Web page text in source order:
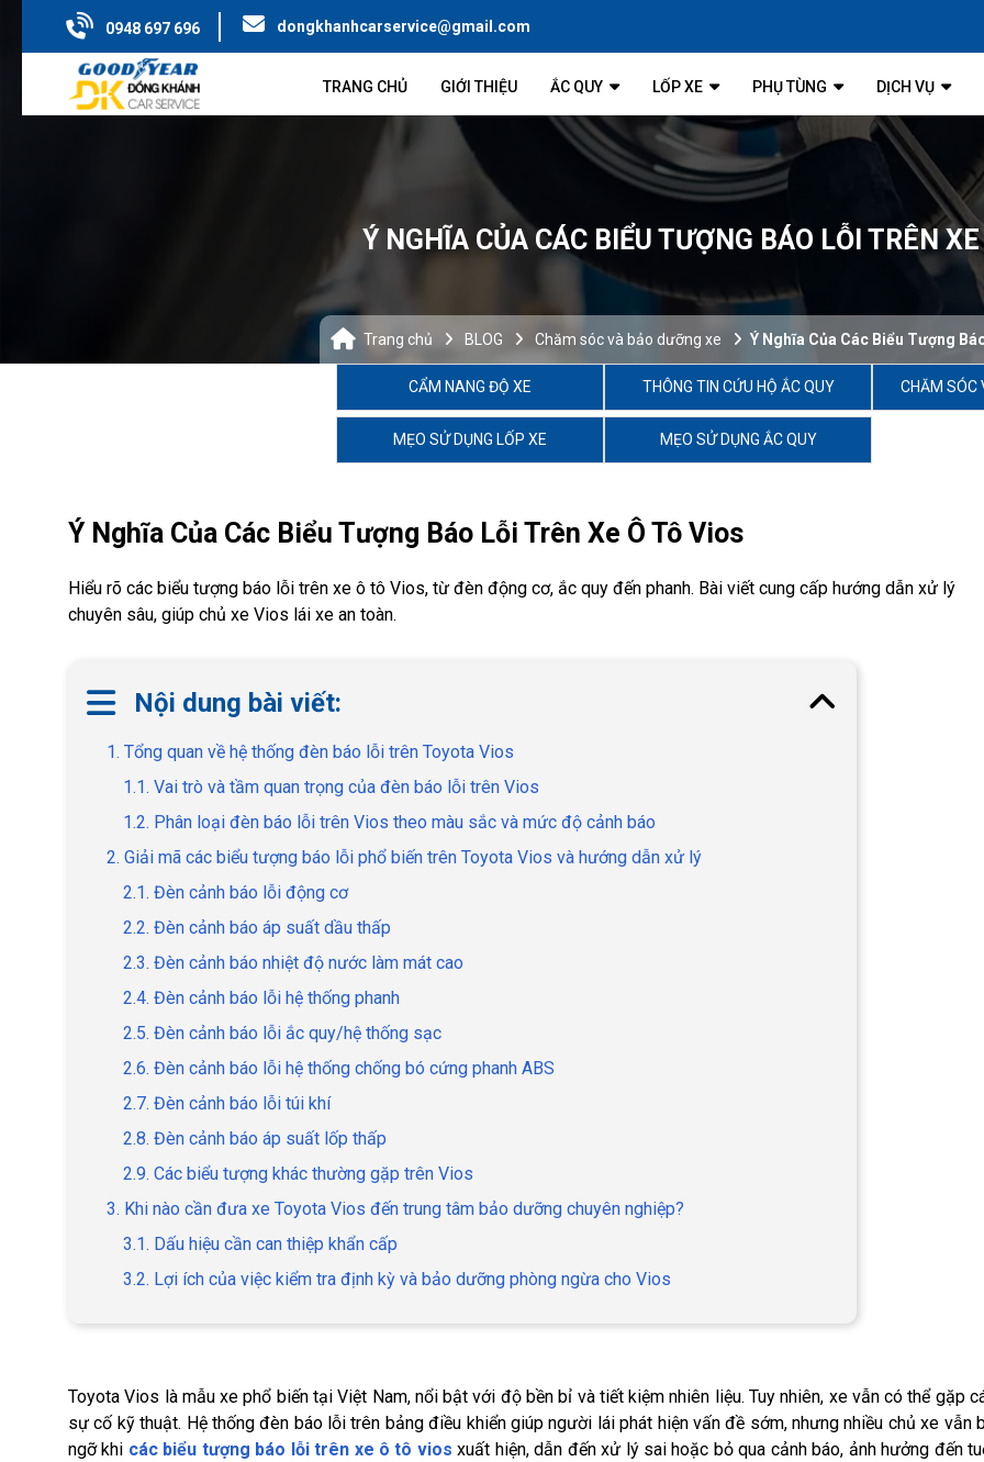
0948 697 696 dongkhanhcarservice@gmail.com
TRANG CHỦ GIỚI THIỆU ẮC QUY LỐP XE PHỤ TÙNG DỊCH VỤ
Ý NGHĨA CỦA CÁC BIỂU TƯỢNG BÁO LỖI TRÊN
Trang chủ BLOG Chăm sóc và bảo dưỡng xe Ý Nghĩa Của Các Biểu Tượng
CẨM NANG ĐỘ XE THÔNG TIN CỨU HỘ ẮC QUY CHĂM SÓC
MẸO SỬ DỤNG LỐP XE MẸO SỬ DỤNG ẮC QUY
Ý Nghĩa Của Các Biểu Tượng Báo Lỗi Trên Xe Ô Tô Vios
Hiểu rõ các biểu tượng báo lỗi trên xe ô tô Vios, từ đèn động cơ, ắc quy đến phanh. Bài viết cung cấp hướng dẫn xử lý
chuyên sâu, giúp chủ xe Vios lái xe an toàn.
Nội dung bài viết:
1. Tổng quan về hệ thống đèn báo lỗi trên Toyota Vios
1.1. Vai trò và tầm quan trọng của đèn báo lỗi trên Vios
1.2. Phân loại đèn báo lỗi trên Vios theo màu sắc và mức độ cảnh báo
2. Giải mã các biểu tượng báo lỗi phổ biến trên Toyota Vios và hướng dẫn xử lý
2.1. Đèn cảnh báo lỗi động cơ
2.2. Đèn cảnh báo áp suất dầu thấp
2.3. Đèn cảnh báo nhiệt độ nước làm mát cao
2.4. Đèn cảnh báo lỗi hệ thống phanh
2.5. Đèn cảnh báo lỗi ắc quy/hệ thống sạc
2.6. Đèn cảnh báo lỗi hệ thống chống bó cứng phanh ABS
2.7. Đèn cảnh báo lỗi túi khí
2.8. Đèn cảnh báo áp suất lốp thấp
2.9. Các biểu tượng khác thường gặp trên Vios
3. Khi nào cần đưa xe Toyota Vios đến trung tâm bảo dưỡng chuyên nghiệp?
3.1. Dấu hiệu cần can thiệp khẩn cấp
3.2. Lợi ích của việc kiểm tra định kỳ và bảo dưỡng phòng ngừa cho Vios
Toyota Vios là mẫu xe phổ biến tại Việt Nam, nổi bật với độ bền bỉ và tiết kiệm nhiên liệu. Tuy nhiên, xe vẫn có thể gặp
sự cố kỹ thuật. Hệ thống đèn báo lỗi trên bảng điều khiển giúp người lái phát hiện vấn đề sớm, nhưng nhiều chủ xe vẫn
ngỡ khi các biểu tượng báo lỗi trên xe ô tô vios xuất hiện, dẫn đến xử lý sai hoặc bỏ qua cảnh báo, ảnh hưởng đến